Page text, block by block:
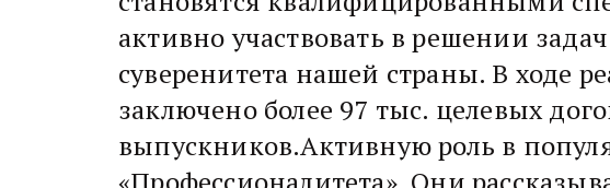
активно участвовать в решении
суверенитета нашей страны. В ходе
заключено более 97 тыс. целевых
выпускников.Активную роль в